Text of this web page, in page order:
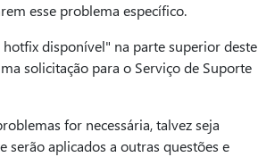
esse problema específico.
disponível" na parte superior deste
solicitação para o Serviço de Suporte
for necessária, talvez seja
serão aplicados a outras questões e